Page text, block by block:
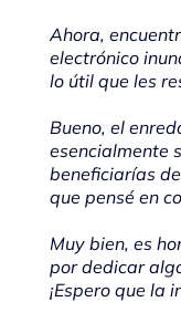
Ahora,
electrónico
lo útil que les
Bueno, el
esencialmente
beneficiarías
que pensé en
Muy bien, es
por dedicar
¡Espero que la